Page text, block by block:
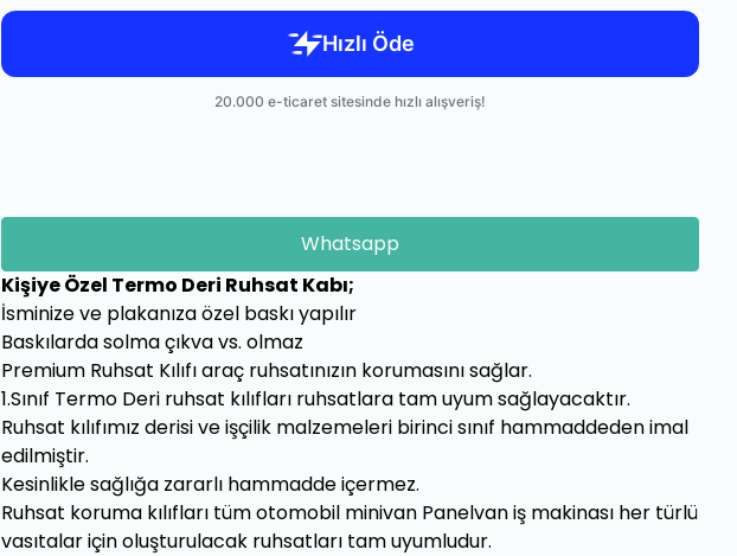
Whatsapp
Kişiye Özel Termo Deri Ruhsat Kabı;
İsminize ve plakanıza özel baskı yapılır
Baskılarda solma çıkva vs. olmaz
Premium Ruhsat Kılıfı araç ruhsatınızın korumasını sağlar.
1.Sınıf Termo Deri ruhsat kılıfları ruhsatlara tam uyum sağlayacaktır.
Ruhsat kılıfımız derisi ve işçilik malzemeleri birinci sınıf hammaddeden imal
edilmiştir.
Kesinlikle sağlığa zararlı hammadde içermez.
Ruhsat koruma kılıfları tüm otomobil minivan Panelvan iş makinası her türlü
vasıtalar için oluşturulacak ruhsatları tam uyumludur.